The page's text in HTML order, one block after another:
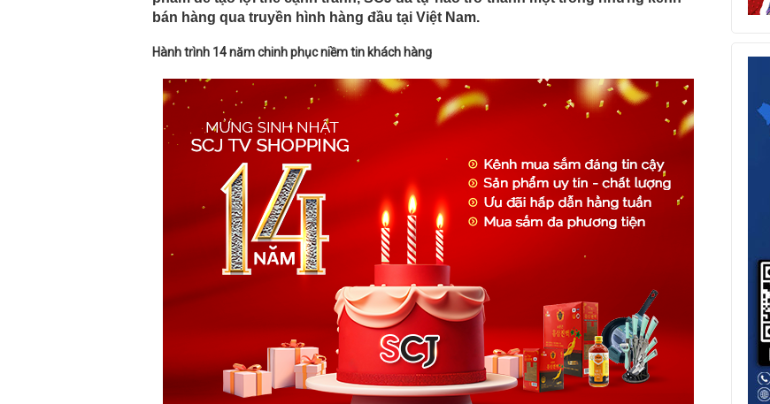
bán hàng qua truyền hình hàng đầu tại Việt Nam.
Hành trình 14 năm chinh phục niềm tin khách hàng